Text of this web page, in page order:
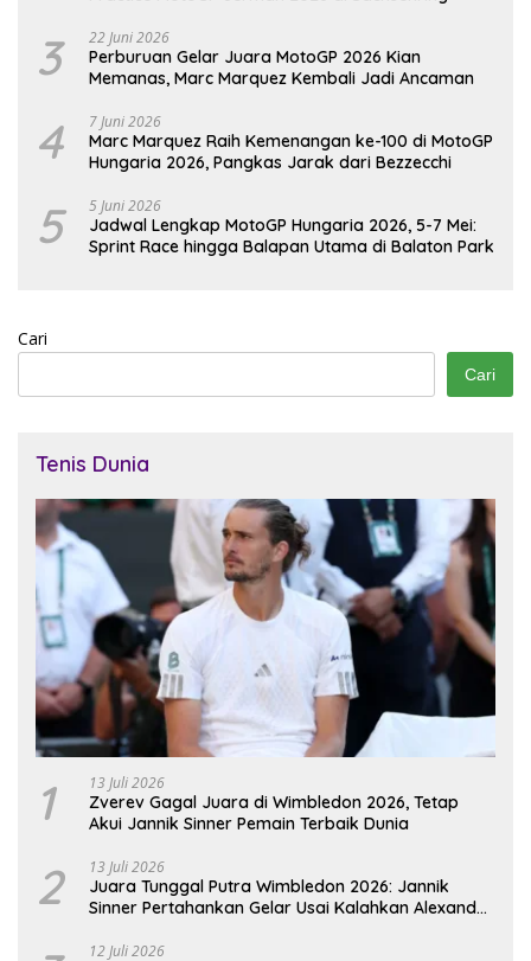
3 22 Juni 2026
Perburuan Gelar Juara MotoGP 2026 Kian
Memanas, Marc Marquez Kembali Jadi Ancaman
4 7 Juni 2026
Marc Marquez Raih Kemenangan ke-100 di MotoGP
Hungaria 2026, Pangkas Jarak dari Bezzecchi
5 5 Juni 2026
Jadwal Lengkap MotoGP Hungaria 2026, 5-7 Mei:
Sprint Race hingga Balapan Utama di Balaton Park
Cari
Cari
Tenis Dunia
1 13 Juli 2026
Zverev Gagal Juara di Wimbledon 2026, Tetap
Akui Jannik Sinner Pemain Terbaik Dunia
2 13 Juli 2026
Juara Tunggal Putra Wimbledon 2026: Jannik
Sinner Pertahankan Gelar Usai Kalahkan Alexander
12 Juli 2026